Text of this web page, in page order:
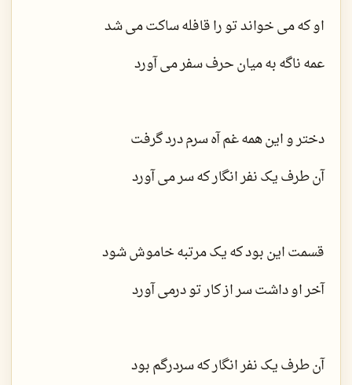
او که می خواند تو را قافله ساکت می شد
عمه ناگه به میان حرف سفر می آورد
دختر و این همه غم آه سرم درد گرفت
آن طرف یک نفر انگار که سر می آورد
قسمت این بود که یک مرتبه خاموش شود
آخر او داشت سر از کار تو درمی آورد
آن طرف یک نفر انگار که سردرگم بود